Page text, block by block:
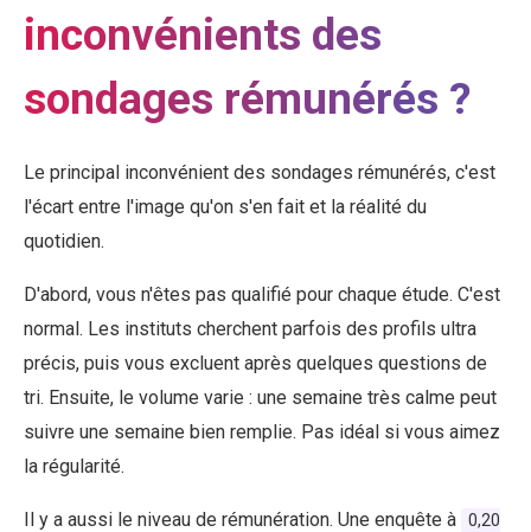
inconvénients des
sondages rémunérés ?
Le principal inconvénient des sondages rémunérés, c'est
l'écart entre l'image qu'on s'en fait et la réalité du
quotidien.
D'abord, vous n'êtes pas qualifié pour chaque étude. C'est
normal. Les instituts cherchent parfois des profils ultra
précis, puis vous excluent après quelques questions de
tri. Ensuite, le volume varie : une semaine très calme peut
suivre une semaine bien remplie. Pas idéal si vous aimez
la régularité.
Il y a aussi le niveau de rémunération. Une enquête à 0,20